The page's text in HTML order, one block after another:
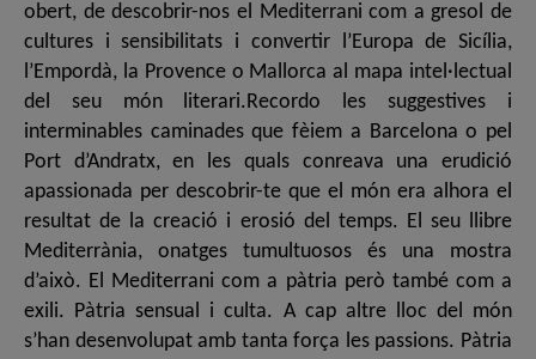
obert, de descobrir-nos el Mediterrani com a gresol de
cultures i sensibilitats i convertir l’Europa de Sicília,
l’Empordà, la Provence o Mallorca al mapa intel·lectual
del seu món literari.Recordo les suggestives i
interminables caminades que fèiem a Barcelona o pel
Port d’Andratx, en les quals conreava una erudició
apassionada per descobrir-te que el món era alhora el
resultat de la creació i erosió del temps. El seu llibre
Mediterrània, onatges tumultuosos és una mostra
d’això. El Mediterrani com a pàtria però també com a
exili. Pàtria sensual i culta. A cap altre lloc del món
s’han desenvolupat amb tanta força les passions. Pàtria